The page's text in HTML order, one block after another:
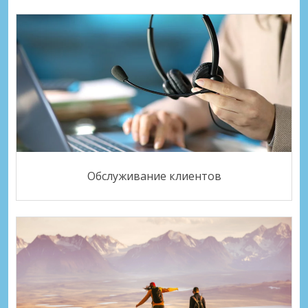
Обслуживание клиентов